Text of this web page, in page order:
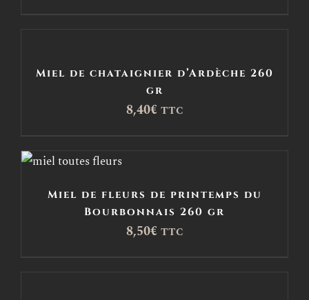
Miel de chataignier d’Ardèche 260
gr
8,40€ TTC
Miel de fleurs de printemps du
Bourbonnais 260 gr
8,50€ TTC